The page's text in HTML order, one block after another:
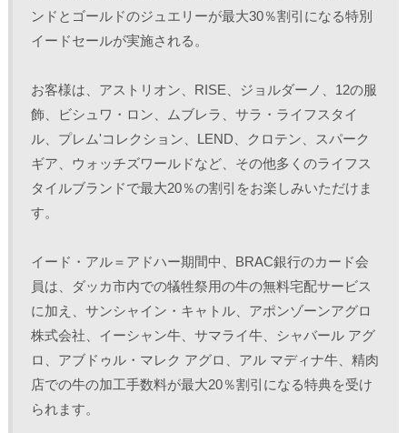
ま
す
)
い
ウ
ィ
ン
開
ま
す
き
ま
す
)
ンドとゴールドのジュエリーが最大30％割引になる特別
イードセールが実施される。
お客様は、アストリオン、RISE、ジョルダーノ、12の服
飾、ビシュワ・ロン、ムブレラ、サラ・ライフスタイ
ル、プレム'コレクション、LEND、クロテン、スパーク
ギア、ウォッチズワールドなど、その他多くのライフス
タイルブランドで最大20％の割引をお楽しみいただけま
す。
イード・アル＝アドハー期間中、BRAC銀行のカード会
員は、ダッカ市内での犠牲祭用の牛の無料宅配サービス
に加え、サンシャイン・キャトル、アポンゾーンアグロ
株式会社、イーシャン牛、サマライ牛、シャバール アグ
ロ、アブドゥル・マレク アグロ、アル マディナ牛、精肉
店での牛の加工手数料が最大20％割引になる特典を受け
られます。